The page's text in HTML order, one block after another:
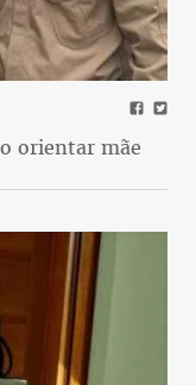
orientar mãe